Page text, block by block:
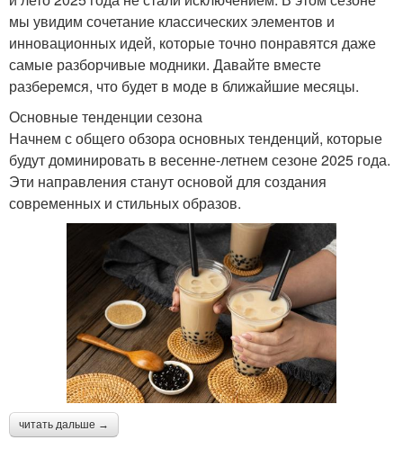
мы увидим сочетание классических элементов и
инновационных идей, которые точно понравятся даже
самые разборчивые модники. Давайте вместе
разберемся, что будет в моде в ближайшие месяцы.
Основные тенденции сезона
Начнем с общего обзора основных тенденций, которые
будут доминировать в весенне-летнем сезоне 2025 года.
Эти направления станут основой для создания
современных и стильных образов.
читать дальше →